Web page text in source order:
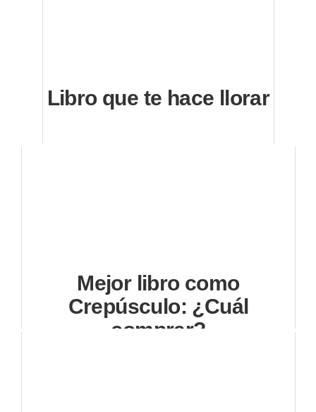
Libro que te hace llorar
Mejor libro como
Crepúsculo: ¿Cuál
comprar?